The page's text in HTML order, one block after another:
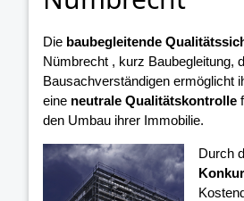
Die baubegleitende
Nümbrecht , kurz Baubegleitung,
Bausachverständigen ermöglicht
eine neutrale Qualitätskontrolle
den Umbau ihrer Immobilie.
Durch